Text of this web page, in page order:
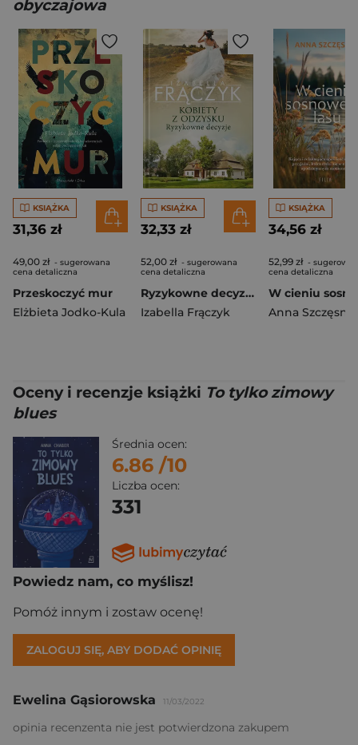
obyczajowa
KSIĄŻKA
31,36 zł
49,00 zł - sugerowana
cena detaliczna
Przeskoczyć mur
Elżbieta Jodko-Kula
KSIĄŻKA
32,33 zł
52,00 zł - sugerowana
cena detaliczna
Ryzykowne decyzje. Kobiety z odzysku. Tom 3 wyd. 2026
Izabella Frączyk
KSIĄŻKA
34,56 zł
52,99 zł -
cena detaliczna
Anna Szczęsna
Oceny i recenzje książki To tylko zimowy
blues
Średnia ocen:
6.86 /10
Liczba ocen:
331
Powiedz nam, co myślisz!
Pomóż innym i zostaw ocenę!
ZALOGUJ SIĘ, ABY DODAĆ OPINIĘ
Ewelina Gąsiorowska 11/03/2022
opinia recenzenta nie jest potwierdzona zakupem